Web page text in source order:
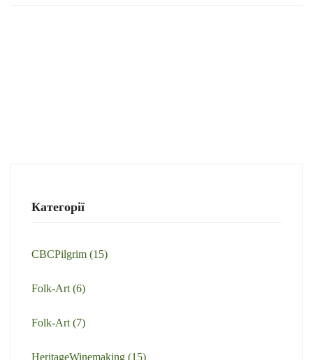
Категорії
CBCPilgrim (15)
Folk-Art (6)
Folk-Art (7)
HeritageWinemaking (15)